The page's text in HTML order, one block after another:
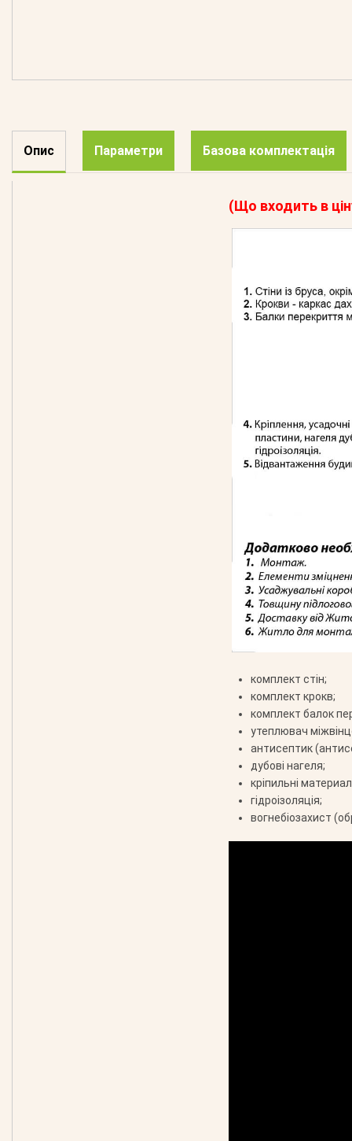
Опис Параметри Базова комплектація
(Що входить в
комплект стін;
комплект крокв;
комплект балок
утеплювач
антисептик
дубові нагеля;
кріпильні
гідроізоляція;
вогнебіозахист